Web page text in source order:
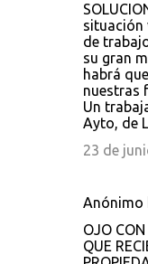
situación
de
su gran
habrá
nuestras
Un
Ayto, de
23 de
Anónimo
OJO
QUE